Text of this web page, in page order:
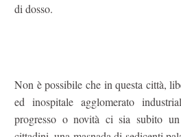
di dosso.
Non è possibile che in questa città,
ed inospitale agglomerato
progresso o novità ci sia subito